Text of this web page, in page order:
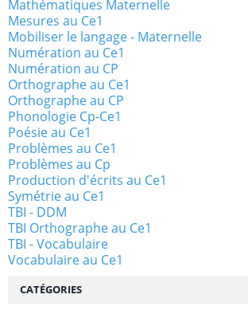
Mathématiques Maternelle
Mesures au Ce1
Mobiliser le langage - Maternelle
Numération au Ce1
Numération au CP
Orthographe au Ce1
Orthographe au CP
Phonologie Cp-Ce1
Poésie au Ce1
Problèmes au Ce1
Problèmes au Cp
Production d'écrits au Ce1
Symétrie au Ce1
TBI - DDM
TBI Orthographe au Ce1
TBI - Vocabulaire
Vocabulaire au Ce1
CATÉGORIES